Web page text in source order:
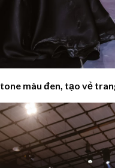
tone màu đen, tạo vẻ